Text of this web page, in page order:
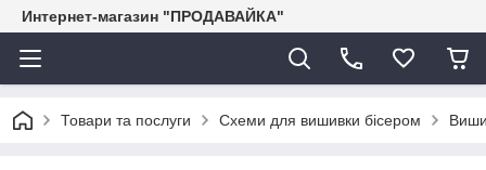
Интернет-магазин "ПРОДАВАЙКА"
Товари та послуги Схеми для вишивки бісером